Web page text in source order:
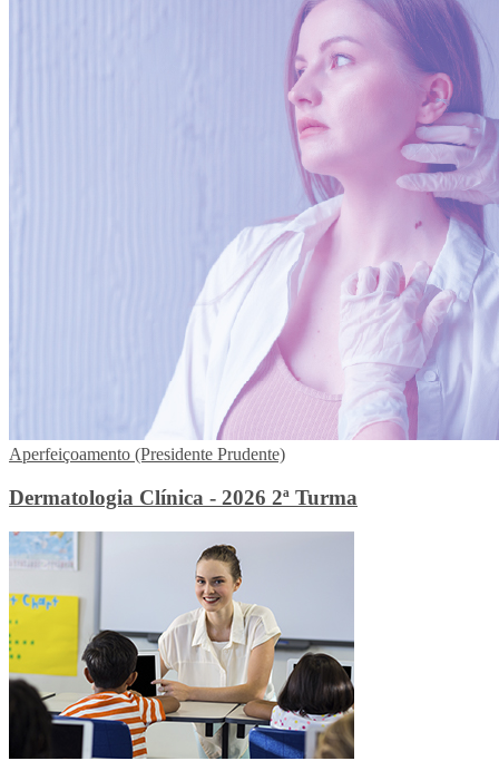
Aperfeiçoamento (Presidente Prudente)
Dermatologia Clínica - 2026 2ª Turma